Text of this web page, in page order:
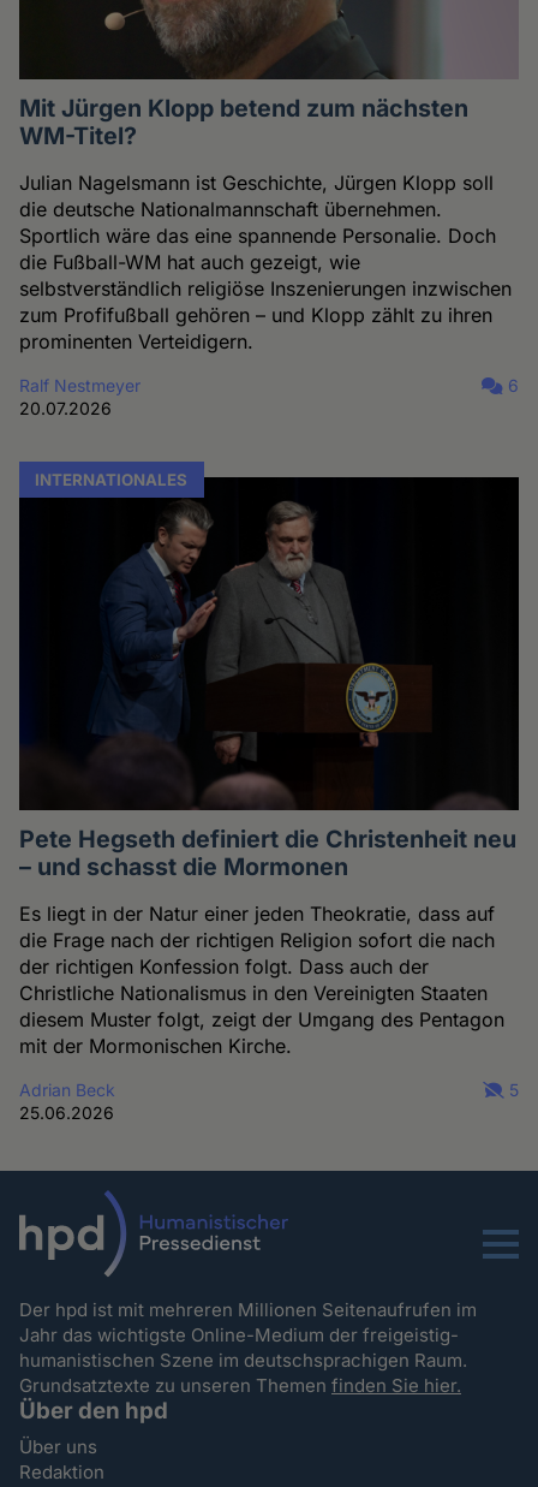
Mit Jürgen Klopp betend zum nächsten
WM-Titel?
Julian Nagelsmann ist Geschichte, Jürgen Klopp soll
die deutsche Nationalmannschaft übernehmen.
Sportlich wäre das eine spannende Personalie. Doch
die Fußball-WM hat auch gezeigt, wie
selbstverständlich religiöse Inszenierungen inzwischen
zum Profifußball gehören – und Klopp zählt zu ihren
prominenten Verteidigern.
Ralf Nestmeyer
20.07.2026
6
INTERNATIONALES
Pete Hegseth definiert die Christenheit neu
– und schasst die Mormonen
Es liegt in der Natur einer jeden Theokratie, dass auf
die Frage nach der richtigen Religion sofort die nach
der richtigen Konfession folgt. Dass auch der
Christliche Nationalismus in den Vereinigten Staaten
diesem Muster folgt, zeigt der Umgang des Pentagon
mit der Mormonischen Kirche.
Adrian Beck
25.06.2026
5
Menu
Der hpd ist mit mehreren Millionen Seitenaufrufen im
Jahr das wichtigste Online-Medium der freigeistig-
humanistischen Szene im deutschsprachigen Raum.
Grundsatztexte zu unseren Themenfinden Sie hier.
Über den hpd
Über uns
Redaktion